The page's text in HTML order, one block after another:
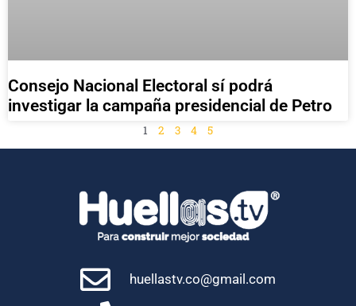
Consejo Nacional Electoral sí podrá
investigar la campaña presidencial de Petro
1 2 3 4 5
huellastv.co@gmail.com